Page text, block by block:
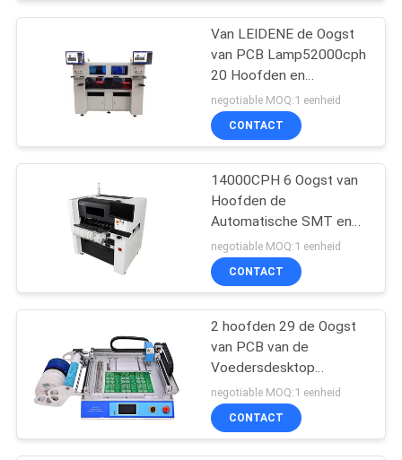
POLICY
Van LEIDENE de Oogst
van PCB Lamp52000cph
20 Hoofden en
Plaatsmachine
negotiable MOQ:1 eenheid
CONTACT
14000CPH 6 Oogst van
Hoofden de
Automatische SMT en
Plaatsmachine
negotiable MOQ:1 eenheid
CONTACT
2 hoofden 29 de Oogst
van PCB van de
Voedersdesktop
6000cph en
Plaatsmachine
negotiable MOQ:1 eenheid
CONTACT